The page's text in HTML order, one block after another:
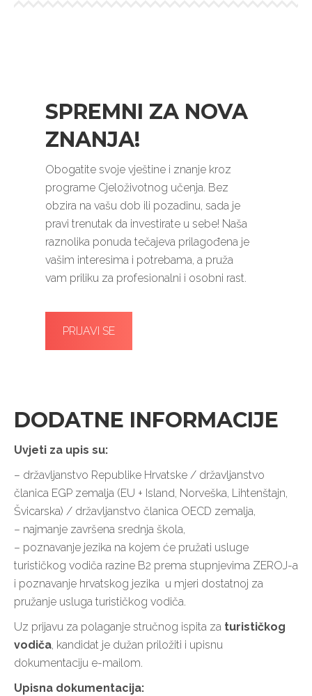
SPREMNI ZA NOVA
ZNANJA!
Obogatite svoje vještine i znanje kroz
programe Cjeloživotnog učenja. Bez
obzira na vašu dob ili pozadinu, sada je
pravi trenutak da investirate u sebe! Naša
raznolika ponuda tečajeva prilagođena je
vašim interesima i potrebama, a pruža
vam priliku za profesionalni i osobni rast.
PRIJAVI SE
DODATNE INFORMACIJE
Uvjeti za upis su:
– državljanstvo Republike Hrvatske / državljanstvo
članica EGP zemalja (EU + Island, Norveška, Lihtenštajn,
Švicarska) / državljanstvo članica OECD zemalja,
– najmanje završena srednja škola,
– poznavanje jezika na kojem će pružati usluge
turističkog vodiča razine B2 prema stupnjevima ZEROJ-a
i poznavanje hrvatskog jezika u mjeri dostatnoj za
pružanje usluga turističkog vodiča.
Uz prijavu za polaganje stručnog ispita za turističkog
vodiča, kandidat je dužan priložiti i upisnu
dokumentaciju e-mailom.
Upisna dokumentacija: